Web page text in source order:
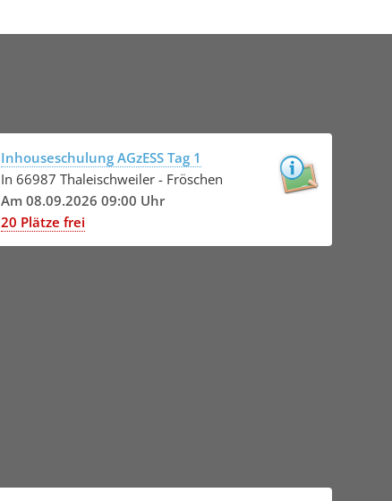
Inhouseschulung AGzESS Tag 1
In 66987 Thaleischweiler - Fröschen
Am 08.09.2026 09:00 Uhr
20 Plätze frei